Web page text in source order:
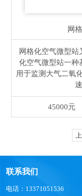
网
网格化空气微型
化空气微型站一种
用于监测大气二氧
45000元
联系我们
电话：13371051536